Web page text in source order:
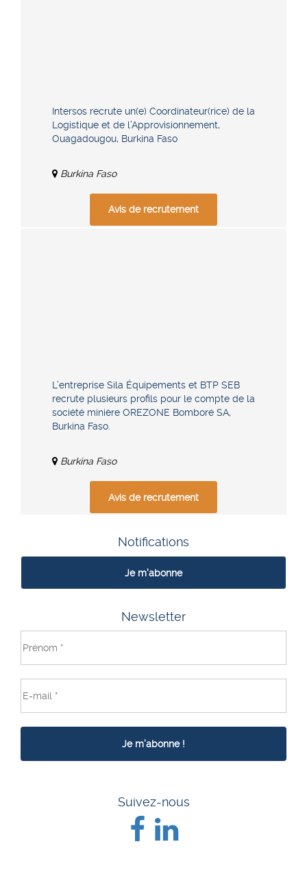
Intersos recrute un(e) Coordinateur(rice) de la
Logistique et de l’Approvisionnement,
Ouagadougou, Burkina Faso
Burkina Faso
Avis de recrutement
L’entreprise Sila Équipements et BTP SEB
recrute plusieurs profils pour le compte de la
société minière OREZONE Bomboré SA,
Burkina Faso.
Burkina Faso
Avis de recrutement
Notifications
Je m'abonne
Newsletter
Suivez-nous